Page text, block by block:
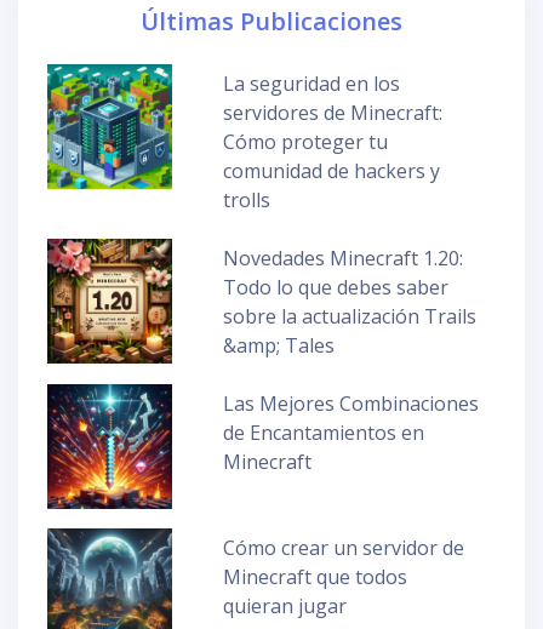
Últimas Publicaciones
La seguridad en los
servidores de Minecraft:
Cómo proteger tu
comunidad de hackers y
trolls
Novedades Minecraft 1.20:
Todo lo que debes saber
sobre la actualización Trails
&amp; Tales
Las Mejores Combinaciones
de Encantamientos en
Minecraft
Cómo crear un servidor de
Minecraft que todos
quieran jugar